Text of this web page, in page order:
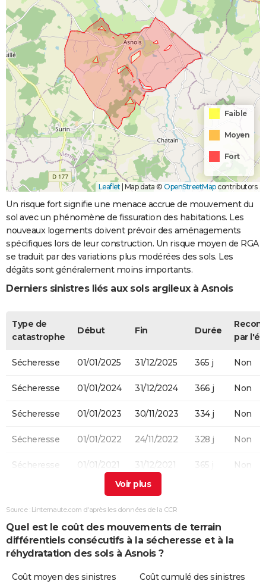
Faible
Moyen
Fort
Leaflet | Map data © OpenStreetMapcontributors
Un risque fort signifie une menace accrue de mouvement du
sol avec un phénomène de fissuration des habitations. Les
nouveaux logements doivent prévoir des aménagements
spécifiques lors de leur construction. Un risque moyen de RGA
se traduit par des variations plus modérées des sols. Les
dégâts sont généralement moins importants.
Derniers sinistres liés aux sols argileux à Asnois
Type de
catastrophe
Début Fin Durée
par
Sécheresse 01/01/2025 31/12/2025 365 j Non
Sécheresse 01/01/2024 31/12/2024 366 j Non
Sécheresse 01/01/2023 30/11/2023 334 j Non
Sécheresse 01/01/2022 24/11/2022 328 j Non
Sécheresse 01/01/2021 31/12/2021 365 j Non
01/01/2020 31/12/2020
01/01/2019
Sécheresse 01/01/2017 30/06/2017 181 j
Source : Linternaute.com d'après les données de la CCR
Quel est le coût des mouvements de terrain
différentiels consécutifs à la sécheresse et à la
réhydratation des sols à Asnois ?
Coût moyen des sinistres
Coût cumulé des sinistres